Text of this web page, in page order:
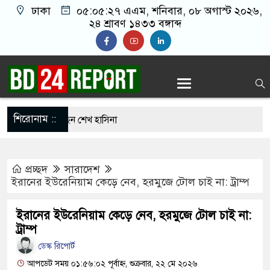
ঢাকা ০৫:০৫:২৮ এএম, শনিবার, ০৮ অগাস্ট ২০২৬,
২৪ শ্রাবণ ১৪৩৩ বঙ্গাব্দ
শিরোনাম ::
করছেন শেখ হাসিনা
হামলা করে কাবু করা সম্ভব নয়: ট্রাম্পের শীর্ষ
তুরস্কের প্রতিরক্ষা চুক্তি, হামলায় জবাব দেবে তিন
প্রচ্ছদ
সারাদেশ
ইরানের ইউরেনিয়াম কেড়ে নেব, হরমুজে টোল চাই না: ট্রাম্প
ইরানের ইউরেনিয়াম কেড়ে নেব, হরমুজে টোল চাই না:
ট্রাম্প
ডেস্ক রিপোর্ট
আপডেট সময় ০১:৫৬:০২ পূর্বাহ্ন, শুক্রবার, ২২ মে ২০২৬